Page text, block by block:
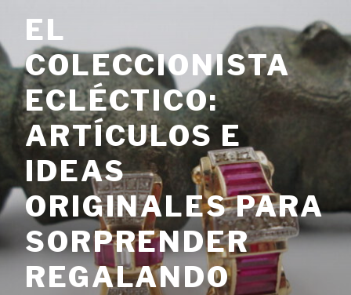
contenido
EL
COLECCIONISTA
ECLÉCTICO:
ARTÍCULOS E
IDEAS
ORIGINALES PARA
SORPRENDER
REGALANDO